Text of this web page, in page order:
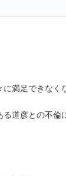
満足できなく
道彦との不倫